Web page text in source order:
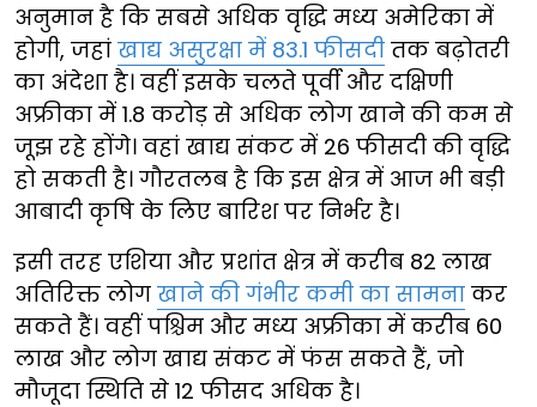
अनुमान है कि सबसे अधिक वृद्धि मध्य अमेरिका में
होगी, जहां खाद्य असुरक्षा में 83.1 फीसदी तक बढ़ोतरी
का अंदेशा है। वहीं इसके चलते पूर्वी और दक्षिणी
अफ्रीका में 1.8 करोड़ से अधिक लोग खाने की कम से
जूझ रहे होंगे। वहां खाद्य संकट में 26 फीसदी की वृद्धि
हो सकती है। गौरतलब है कि इस क्षेत्र में आज भी बड़ी
आबादी कृषि के लिए बारिश पर निर्भर है।
इसी तरह एशिया और प्रशांत क्षेत्र में करीब 82 लाख
अतिरिक्त लोग खाने की गंभीर कमी का सामना कर
सकते हैं। वहीं पश्चिम और मध्य अफ्रीका में करीब 60
लाख और लोग खाद्य संकट में फंस सकते हैं, जो
मौजूदा स्थिति से 12 फीसद अधिक है।